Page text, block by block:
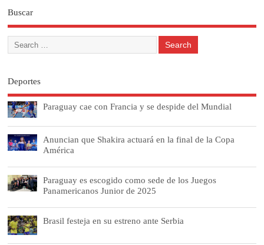
Buscar
Deportes
Paraguay cae con Francia y se despide del Mundial
Anuncian que Shakira actuará en la final de la Copa
América
Paraguay es escogido como sede de los Juegos
Panamericanos Junior de 2025
Brasil festeja en su estreno ante Serbia